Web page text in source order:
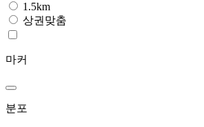
1.5km
상권맞춤
마커
분포